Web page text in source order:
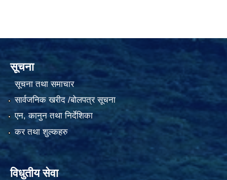
सूचना
सूचना तथा समाचार
सार्वजनिक खरीद /बोलपत्र सूचना
एन, कानुन तथा निर्देशिका
कर तथा शुल्कहरु
विधुतीय सेवा